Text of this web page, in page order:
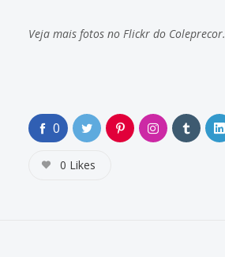
Veja mais fotos no Flickr do Coleprecor.
0
0 Likes